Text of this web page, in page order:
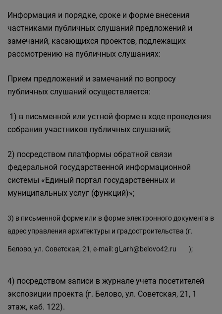
Информация и порядке, сроке и форме внесения
частниками публичных слушаний предложений и
замечаний, касающихся проектов, подлежащих
рассмотрению на публичных слушаниях:
Прием предложений и замечаний по вопросу
публичных слушаний осуществляется:
1) в письменной или устной форме в ходе проведения
собрания участников публичных слушаний;
2) посредством платформы обратной связи
федеральной государственной информационной
системы «Единый портал государственных и
муниципальных услуг (функций)»;
3) в письменной форме или в форме электронного документа в
адрес управления архитектуры и градостроительства (г.
Белово, ул. Советская, 21, e-mail:gl_arh@belovo42.ru );
4) посредством записи в журнале учета посетителей
экспозиции проекта (г. Белово, ул. Советская, 21, 1
этаж, каб. 122).